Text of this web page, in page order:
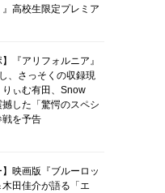
高校生限定プレミア
】『アリフォルニア』
、さっそくの収録現
ぃむ有田、Snow
した「驚愕のスペシ
戦を予告
】映画版『ブルーロッ
田佳介が語る「エ